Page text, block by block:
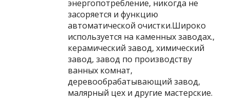
энергопотребление, никогда не
засоряется и функцию
автоматической очистки.Широко
используется на каменных заводах.,
керамический завод, химический
завод, завод по производству
ванных комнат,
деревообрабатывающий завод,
малярный цех и другие мастерские.